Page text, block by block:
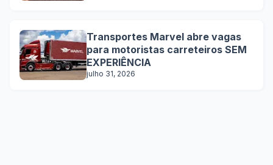
Transportes Marvel abre vagas
para motoristas carreteiros SEM
EXPERIÊNCIA
julho 31, 2026